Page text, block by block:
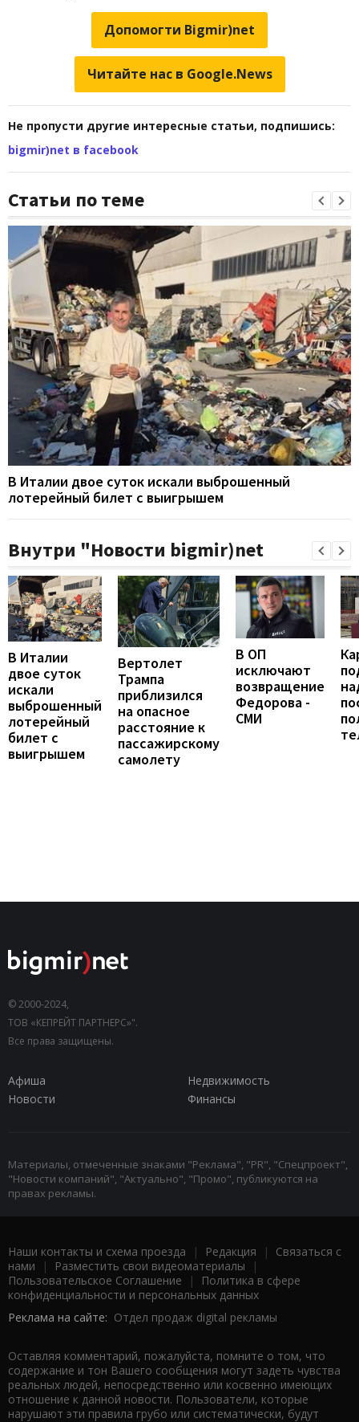
Допомогти Bigmir)net
Читайте нас в Google.News
Не пропусти другие интересные статьи, подпишись:
bigmir)net в facebook
Статьи по теме
В Италии двое суток искали выброшенный
лотерейный билет с выигрышем
Внутри "Новости bigmir)net
В Италии
двое суток
искали
выброшенный
лотерейный
билет с
выигрышем
Вертолет
Трампа
приблизился
на опасное
расстояние к
пассажирскому
самолету
В ОП
исключают
возвращение
Федорова -
СМИ
© 2000-2024,
ТОВ «КЕПРЕЙТ ПАРТНЕРС»".
Все права защищены.
Афиша
Недвижимость
Новости
Финансы
Материалы, отмеченные знаками "Реклама", "PR", "Спецпроект",
"Новости компаний", "Актуально", "Промо", публикуются на
правах рекламы.
Наши контакты и схема проезда | Редакция | Связаться с
нами | Разместить свои видеоматериалы |
Пользовательское Соглашение |
Политика в сфере
конфиденциальности и персональных данных
Реклама на сайте: Отдел продаж digital рекламы
Оставляя комментарий, пожалуйста, помните о том, что
содержание и тон Вашего сообщения могут задеть чувства
реальных людей, непосредственно или косвенно имеющих
отношение к данной новости. Пользователи, которые
нарушают эти правила грубо или систематически, будут